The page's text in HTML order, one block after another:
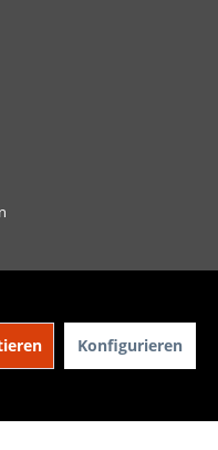
Konfigurieren